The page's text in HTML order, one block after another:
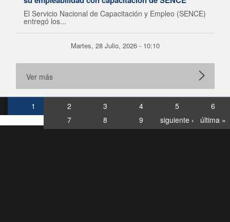
El Servicio Nacional de Capacitación y Empleo (SENCE)
entregó los...
Martes, 28 Julio, 2026 - 10:10
Ver más
1 2 3 4 5
6
7
8 9 siguiente › última »